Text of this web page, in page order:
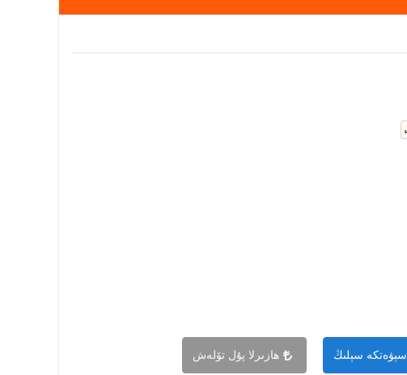
سېۋەتكە سېلىڭ ھازىرلا پۇل تۆلەش